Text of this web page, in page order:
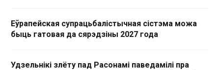
Еўрапейская супрацьбалістычная сістэма можа
быць гатовая да сярэдзіны 2027 года
Удзельнікі злёту пад Расонамі паведамілі пра